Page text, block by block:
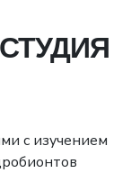
с изучением